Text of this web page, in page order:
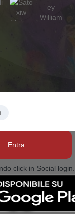
Entra
click in Social login.